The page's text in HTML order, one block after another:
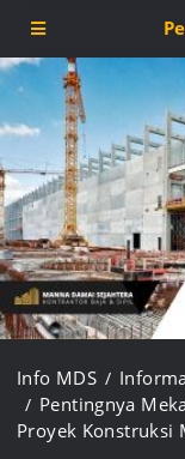
Info MDS
Pentingnya
Proyek Konstruksi